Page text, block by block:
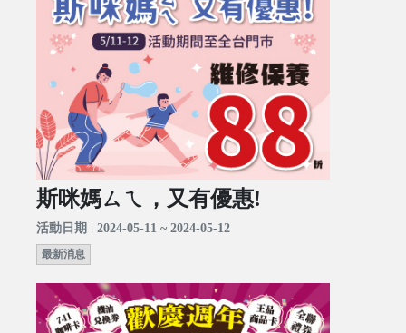
斯咪媽ㄙㄟ，又有優惠!
活動日期 | 2024-05-11 ~ 2024-05-12
最新消息